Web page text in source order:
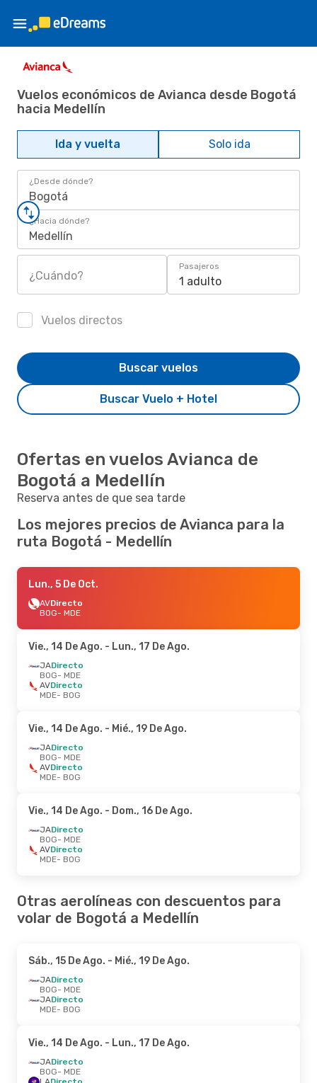
Vuelos económicos de Avianca desde Bogotá
hacia Medellín
Ida y vuelta Solo ida
¿Desde dónde?
Bogotá
¿Hacia dónde?
Medellín
¿Cuándo?
Pasajeros
1 adulto
Vuelos directos
Buscar Vuelo + Hotel
Buscar vuelos
Ofertas en vuelos Avianca de
Bogotá a Medellín
Reserva antes de que sea tarde
Los mejores precios de Avianca para la
ruta Bogotá - Medellín
Lun., 5 De Oct.
AVDirecto
BOG- MDE
Vie., 14 De Ago. - Lun., 17 De Ago.
JADirecto
BOG- MDE
AVDirecto
MDE- BOG
Vie., 14 De Ago. - Mié., 19 De Ago.
JADirecto
BOG- MDE
AVDirecto
MDE- BOG
Vie., 14 De Ago. - Dom., 16 De Ago.
JADirecto
BOG- MDE
AVDirecto
MDE- BOG
Otras aerolíneas con descuentos para
volar de Bogotá a Medellín
Sáb., 15 De Ago. - Mié., 19 De Ago.
JADirecto
BOG- MDE
JADirecto
MDE- BOG
Vie., 14 De Ago. - Lun., 17 De Ago.
JADirecto
BOG- MDE